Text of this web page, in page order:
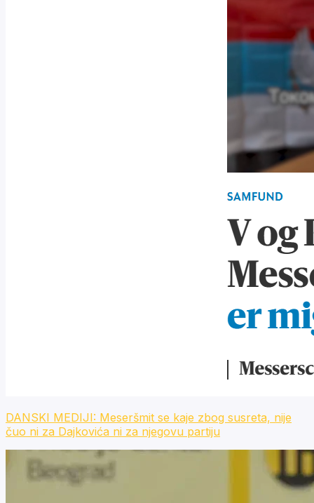
DANSKI MEDIJI: Meseršmit se kaje zbog susreta, nije
čuo ni za Dajkovića ni za njegovu partiju